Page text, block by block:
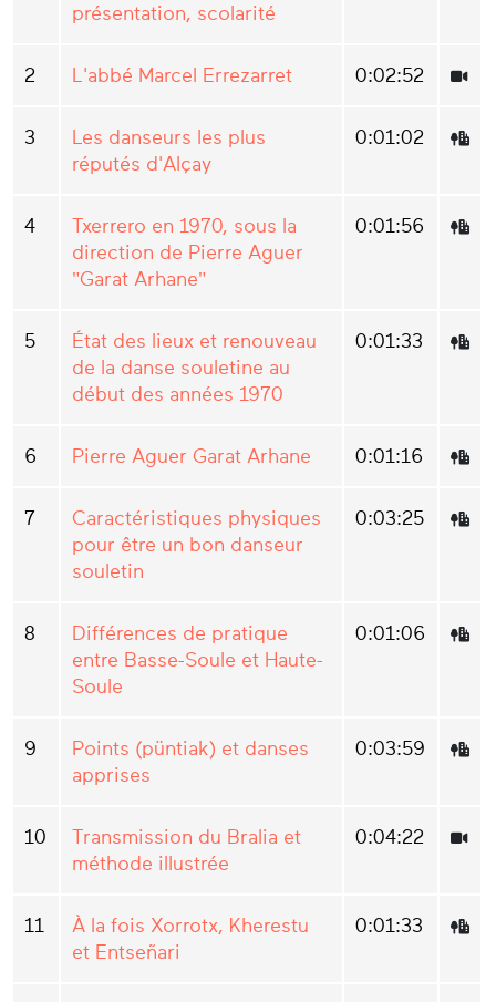
présentation, scolarité
2 L'abbé Marcel Errezarret 0:02:52
3
Les danseurs les plus
réputés d'Alçay
0:01:02
4
Txerrero en 1970, sous la
direction de Pierre Aguer
"Garat Arhane"
0:01:56
5
État des lieux et renouveau
de la danse souletine au
début des années 1970
0:01:33
6 Pierre Aguer Garat Arhane 0:01:16
7
Caractéristiques physiques
pour être un bon danseur
souletin
0:03:25
8
Différences de pratique
entre Basse-Soule et Haute-
Soule
0:01:06
9
Points (püntiak) et danses
apprises
0:03:59
10
Transmission du Bralia et
méthode illustrée
0:04:22
11
À la fois Xorrotx, Kherestu
et Entseñari
0:01:33